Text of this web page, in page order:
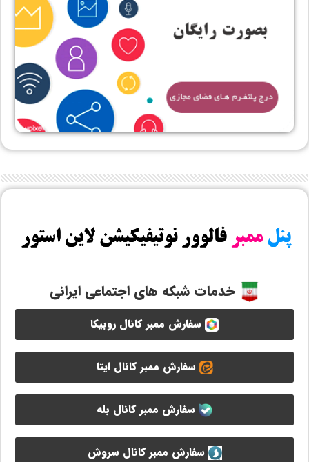
خدمات شبکه های اجتماعی ایرانی
سفارش ممبر کانال روبیکا
سفارش ممبر کانال ایتا
سفارش ممبر کانال بله
سفارش ممبر کانال سروش